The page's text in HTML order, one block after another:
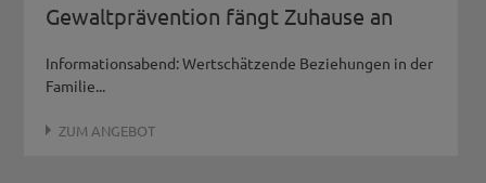
Gewaltprävention fängt Zuhause an
Informationsabend: Wertschätzende Beziehungen in der
Familie...
ZUM ANGEBOT